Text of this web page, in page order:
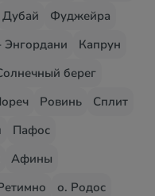
Дубай
Фуджейра
Энгордани
Капрун
берег
Ровинь
Сплит
Пафос
Афины
о. Родос